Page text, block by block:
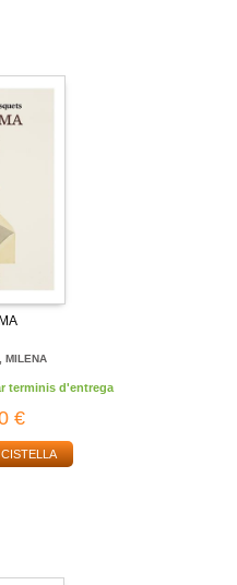
MILENA
terminis d'entrega
€